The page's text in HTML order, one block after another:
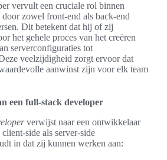
vervult een cruciale rol binnen
zowel front-end als back-end
Dit betekent dat hij of zij
het gehele proces van het creëren
serverconfiguraties tot
veelzijdigheid zorgt ervoor dat
aanwinst zijn voor elk team
een full-stack developer
verwijst naar een ontwikkelaar
side als server-side
in dat zij kunnen werken aan: